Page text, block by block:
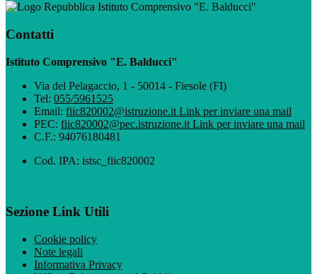
Istituto Comprensivo "E. Balducci"
Contatti
Istituto Comprensivo "E. Balducci"
Via del Pelagaccio, 1 - 50014 - Fiesole (FI)
Tel: 055/5961525
Email: fiic820002@istruzione.it Link per inviare una mail
PEC: fiic820002@pec.istruzione.it Link per inviare una mail
C.F.: 94076180481
Cod. IPA: istsc_fiic820002
Sezione Link Utili
Cookie policy
Note legali
Informativa Privacy